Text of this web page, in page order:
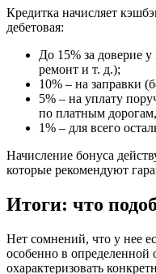
Кредитка начисляет
дебетовая:
До 15% за доверие
ремонт и т. д.);
10% – на заправки
5% – на уплату
по платным
1% – для всего
Начисление бонуса
которые рекомендуют
Итоги: что
Нет сомнений, что у нее
особенно в
охарактеризовать